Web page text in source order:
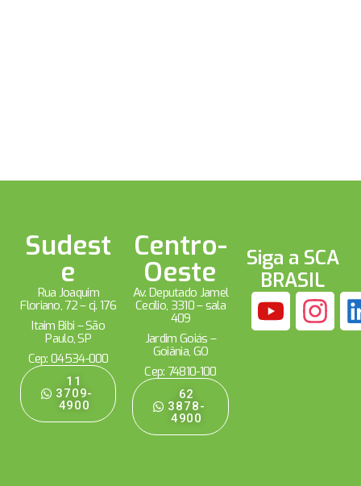
Sudest
e
Rua Joaquim
Floriano, 72 – cj. 176
Itaim Bibi – São
Paulo, SP
Cep: 04534-000
11
3709-
4900
Centro-
Oeste
Av. Deputado Jamel
Cecílio, 3310 – sala
409
Jardim Goiás –
Goiânia, GO
Cep: 74810-100
62
3878-
4900
Siga a SCA
BRASIL